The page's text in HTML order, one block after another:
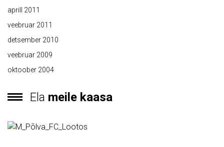
aprill 2011
veebruar 2011
detsember 2010
veebruar 2009
oktoober 2004
Ela meile kaasa